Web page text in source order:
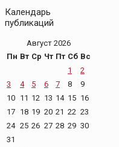
Календарь
публикаций
Август 2026
Пн Вт Ср Чт Пт Сб Вс
1
2
3
4 5 6 7 8
9
10 11 12 13 14 15 16
17 18 19 20 21 22 23
24 25 26 27 28 29 30
31